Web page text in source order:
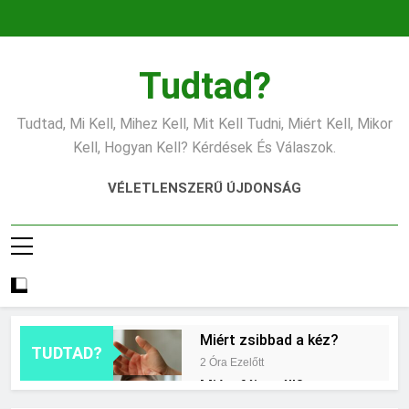
Tudtad?
Tudtad, Mi Kell, Mihez Kell, Mit Kell Tudni, Miért Kell, Mikor
Kell, Hogyan Kell? Kérdések És Válaszok.
VÉLETLENSZERŰ ÚJDONSÁG
TUDTAD?
Miért zsibbad a kéz?
2 Óra Ezelőtt
Miért fáj a váll?